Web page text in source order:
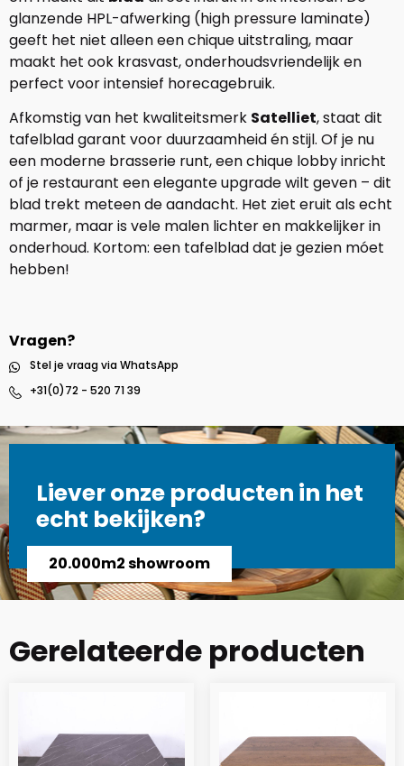
glanzende HPL-afwerking (high pressure laminate)
geeft het niet alleen een chique uitstraling, maar
maakt het ook krasvast, onderhoudsvriendelijk en
perfect voor intensief horecagebruik.
Afkomstig van het kwaliteitsmerk Satelliet, staat dit
tafelblad garant voor duurzaamheid én stijl. Of je nu
een moderne brasserie runt, een chique lobby inricht
of je restaurant een elegante upgrade wilt geven – dit
blad trekt meteen de aandacht. Het ziet eruit als echt
marmer, maar is vele malen lichter en makkelijker in
onderhoud. Kortom: een tafelblad dat je gezien móet
hebben!
Vragen?
Stel je vraag via WhatsApp
+31(0)72 - 520 71 39
Liever onze producten in het
echt bekijken?
20.000m2 showroom
Gerelateerde producten